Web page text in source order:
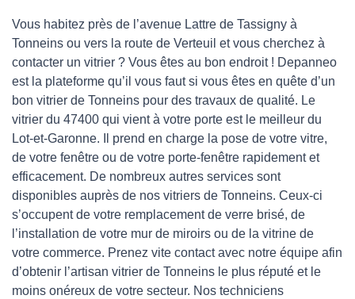
Vous habitez près de l’avenue Lattre de Tassigny à
Tonneins ou vers la route de Verteuil et vous cherchez à
contacter un vitrier ? Vous êtes au bon endroit ! Depanneo
est la plateforme qu’il vous faut si vous êtes en quête d’un
bon vitrier de Tonneins pour des travaux de qualité. Le
vitrier du 47400 qui vient à votre porte est le meilleur du
Lot-et-Garonne. Il prend en charge la pose de votre vitre,
de votre fenêtre ou de votre porte-fenêtre rapidement et
efficacement. De nombreux autres services sont
disponibles auprès de nos vitriers de Tonneins. Ceux-ci
s’occupent de votre remplacement de verre brisé, de
l’installation de votre mur de miroirs ou de la vitrine de
votre commerce. Prenez vite contact avec notre équipe afin
d’obtenir l’artisan vitrier de Tonneins le plus réputé et le
moins onéreux de votre secteur. Nos techniciens